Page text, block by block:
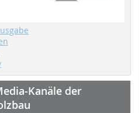
Kanäle der